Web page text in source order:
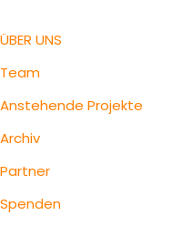
ÜBER UNS
Team
Anstehende Projekte
Archiv
Partner
Spenden